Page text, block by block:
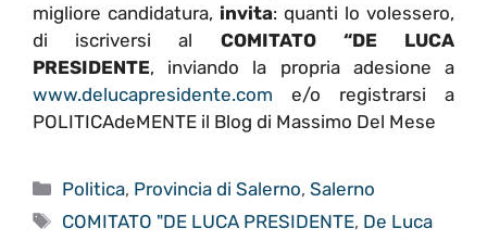
migliore candidatura, invita: quanti lo volessero,
di iscriversi al COMITATO “DE LUCA
PRESIDENTE, inviando la propria adesione a
www.delucapresidente.com e/o registrarsi a
POLITICAdeMENTE il Blog di Massimo Del Mese
Categorie
Politica, Provincia di Salerno,Salerno
Tag
COMITATO "DE LUCA PRESIDENTE, De Luca